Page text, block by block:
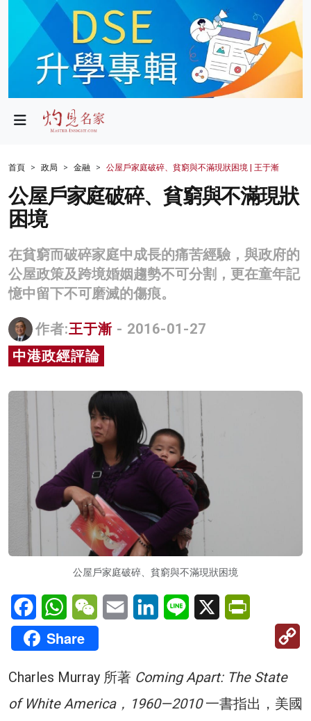
政局
財經
生活
健康
商業
科技
影片
名家榜
灼見活動
關於我們
首頁 政局 金融 公屋戶家庭破碎、貧窮與不滿現狀困境 | 王于漸
公屋戶家庭破碎、貧窮與不滿現狀
困境
在貧窮而破碎家庭中成長的痛苦經驗，與政府的
公屋政策及跨境婚姻趨勢不可分割，更在童年記
憶中留下不可磨滅的傷痕。
作者:王于漸 - 2016-01-27
中港政經評論
公屋戶家庭破碎、貧窮與不滿現狀困境
FacebookWhatsAppWeChatEmail LinkedInLine X
Share
Charles Murray 所著 Coming Apart: The State
of White America，1960—2010一書指出，美國